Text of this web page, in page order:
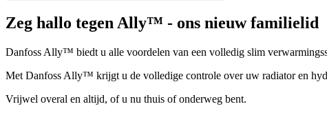
Zeg hallo tegen Ally™ - ons nieuw familielid
Danfoss Ally™ biedt u alle voordelen van een volledig slim
Met Danfoss Ally™ krijgt u de volledige controle over uw radiator en
Vrijwel overal en altijd, of u nu thuis of onderweg bent.